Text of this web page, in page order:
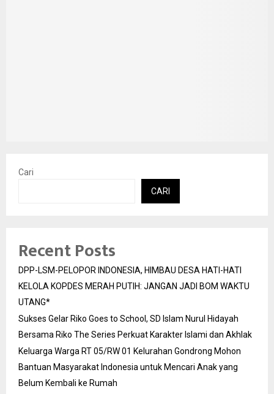
Cari
CARI
Recent Posts
DPP-LSM-PELOPOR INDONESIA, HIMBAU DESA HATI-HATI
KELOLA KOPDES MERAH PUTIH: JANGAN JADI BOM WAKTU
UTANG*
Sukses Gelar Riko Goes to School, SD Islam Nurul Hidayah
Bersama Riko The Series Perkuat Karakter Islami dan Akhlak
Keluarga Warga RT 05/RW 01 Kelurahan Gondrong Mohon
Bantuan Masyarakat Indonesia untuk Mencari Anak yang
Belum Kembali ke Rumah